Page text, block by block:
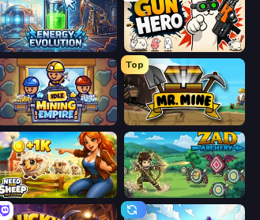
Energy Evolution Gun Hero: Cat Survival
Idle Mining Empire
Top
Mr. Mine
Need for Sheep: Idle Clicker Zad Archery - Demo